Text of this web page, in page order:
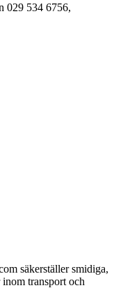
029 534 6756,
säkerställer smidiga,
transport och